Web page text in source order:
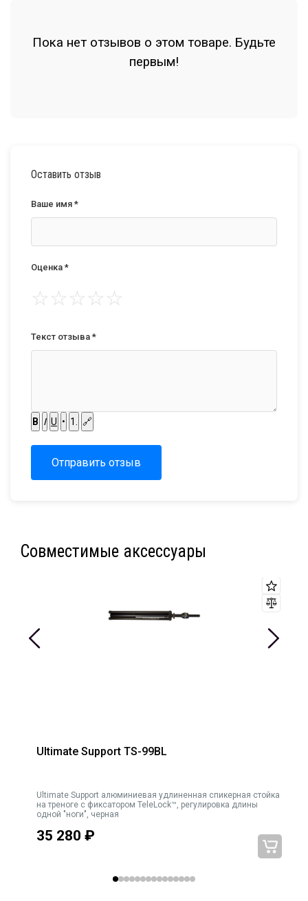
Пока нет отзывов о этом товаре. Будьте
первым!
Оставить отзыв
Ваше имя *
Оценка *
☆☆☆☆☆
Текст отзыва *
B I U • 1. 🔗
Отправить отзыв
Совместимые аксессуары
Ultimate Support TS-99BL
Ultimate Support алюминиевая удлиненная спикерная стойка
на треноге с фиксатором TeleLock™, регулировка длины
одной "ноги", черная
35 280 ₽